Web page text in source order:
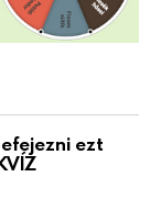
ezt